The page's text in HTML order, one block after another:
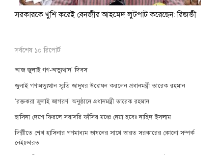
সরকারকে খুশি করেই বেনজীর আহমেদ লুটপাট করেছেন: রিজভী
সর্বশেষ ১০ রিপোর্ট
আজ জুলাই গণ-অভ্যুত্থান’ দিবস
জুলাই গণঅভ্যুত্থান স্মৃতি জাদুঘর উদ্বোধন করলেন প্রধানমন্ত্রী তারেক রহমান
‘রক্তঝরা জুলাই জাগরণ’ অনুষ্ঠানে প্রধানমন্ত্রী তারেক রহমান
হাসিনা দেশে ফিরলে সরাসরি ফাঁসির মঞ্চে নেয়া হবেঃ নাহিদ ইসলাম
দিল্লীতে শেখ হাসিনার গণমাধ্যম ভাষনের সাথে ভারত সরকারের কোনো সম্পর্ক
নেইঃভারত